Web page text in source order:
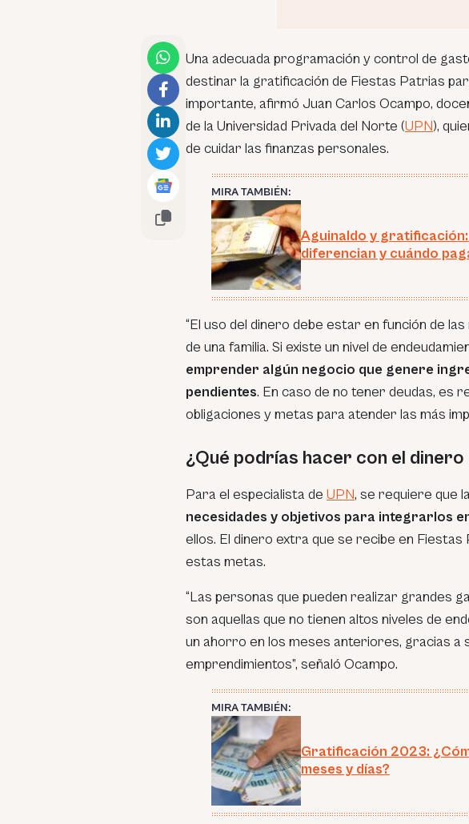
Una adecuada programación y control de
destinar la gratificación de Fiestas Patrias
importante, afirmó Juan Carlos Ocampo,
de la Universidad Privada del Norte (UPN),
de cuidar las finanzas personales.
MIRA TAMBIÉN:
Aguinaldo y gratificación:
diferencian y cuándo
“El uso del dinero debe estar en función de
de una familia. Si existe un nivel de
emprender algún negocio que genere
pendientes. En caso de no tener deudas, es
obligaciones y metas para atender las más
¿Qué podrías hacer con el
Para el especialista de UPN, se requiere que
necesidades y objetivos para integrarlos
ellos. El dinero extra que se recibe en
estas metas.
“Las personas que pueden realizar grandes
son aquellas que no tienen altos niveles de
un ahorro en los meses anteriores, gracias a
emprendimientos”, señaló Ocampo.
MIRA TAMBIÉN:
Gratificación 2023:
meses y días?